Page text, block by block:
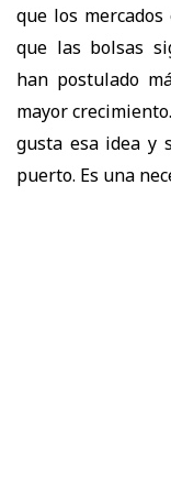
que los
que las bolsas
han postulado
mayor
gusta esa idea y
puerto. Es una